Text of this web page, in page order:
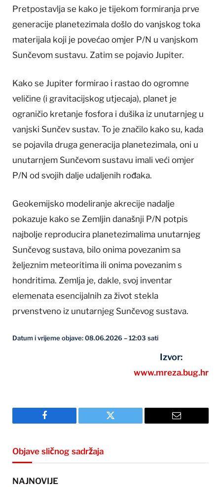
Pretpostavlja se kako je tijekom formiranja prve
generacije planetezimala došlo do vanjskog toka
materijala koji je povećao omjer P/N u vanjskom
Sunčevom sustavu. Zatim se pojavio Jupiter.
Kako se Jupiter formirao i rastao do ogromne
veličine (i gravitacijskog utjecaja), planet je
ograničio kretanje fosfora i dušika iz unutarnjeg u
vanjski Sunčev sustav. To je značilo kako su, kada
se pojavila druga generacija planetezimala, oni u
unutarnjem Sunčevom sustavu imali veći omjer
P/N od svojih dalje udaljenih rođaka.
Geokemijsko modeliranje akrecije nadalje
pokazuje kako se Zemljin današnji P/N potpis
najbolje reproducira planetezimalima unutarnjeg
Sunčevog sustava, bilo onima povezanim sa
željeznim meteoritima ili onima povezanim s
hondritima. Zemlja je, dakle, svoj inventar
elemenata esencijalnih za život stekla
prvenstveno iz unutarnjeg Sunčevog sustava.
Datum i vrijeme objave: 08.06.2026 – 12:03 sati
Izvor:
www.mreza.bug.hr
Facebook Twitter Email
Objave sličnog sadržaja
NAJNOVIJE